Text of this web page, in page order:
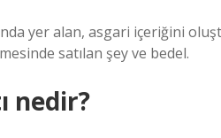
yer alan, asgari içeriğini
satılan şey ve bedel.
nedir?